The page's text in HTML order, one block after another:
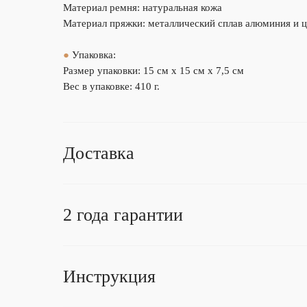
Материал ремня: натуральная кожа
Материал пряжки: металлический сплав алюминия и
● Упаковка:
Размер упаковки: 15 см х 15 см х 7,5 см
Вес в упаковке: 410 г.
Доставка
2 года гарантии
Инструкция